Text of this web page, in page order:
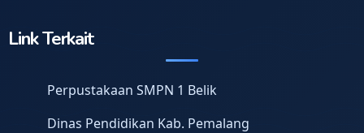
Link Terkait
Perpustakaan SMPN 1 Belik
Dinas Pendidikan Kab. Pemalang